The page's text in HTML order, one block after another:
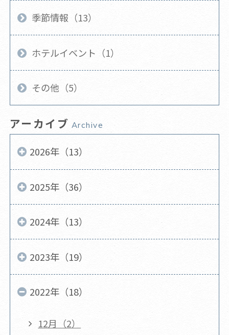
季節情報（13）
ホテルイベント（1）
その他（5）
アーカイブ Archive
2026年（13）
2025年（36）
2024年（13）
2023年（19）
2022年（18）
12月（2）